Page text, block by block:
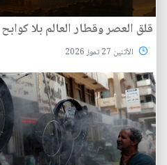
قلق العصر وقطار العالم بلا كوابح
الأثنين 27 تموز 2026